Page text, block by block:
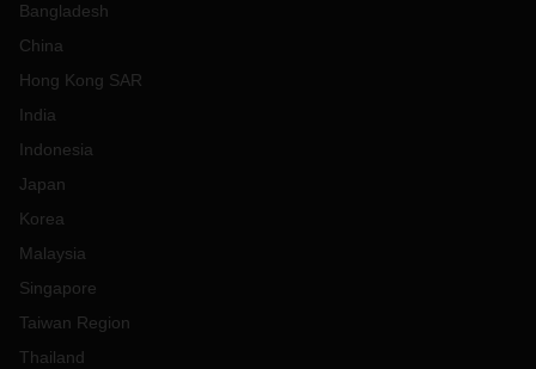
Bangladesh
China
Hong Kong SAR
India
Indonesia
Japan
Korea
Malaysia
Singapore
Taiwan Region
Thailand